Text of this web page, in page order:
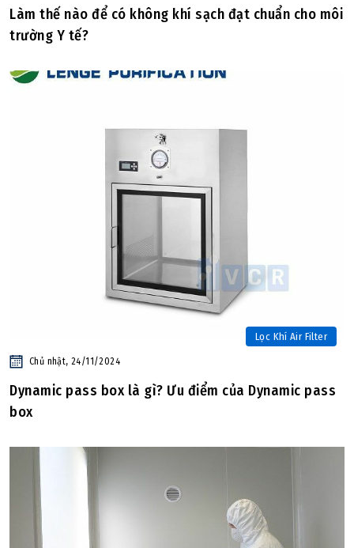
Làm thế nào để có không khí sạch đạt chuẩn cho môi
trường Y tế?
Lọc Khí Air Filter
Chủ nhật, 24/11/2024
Dynamic pass box là gì? Ưu điểm của Dynamic pass
box